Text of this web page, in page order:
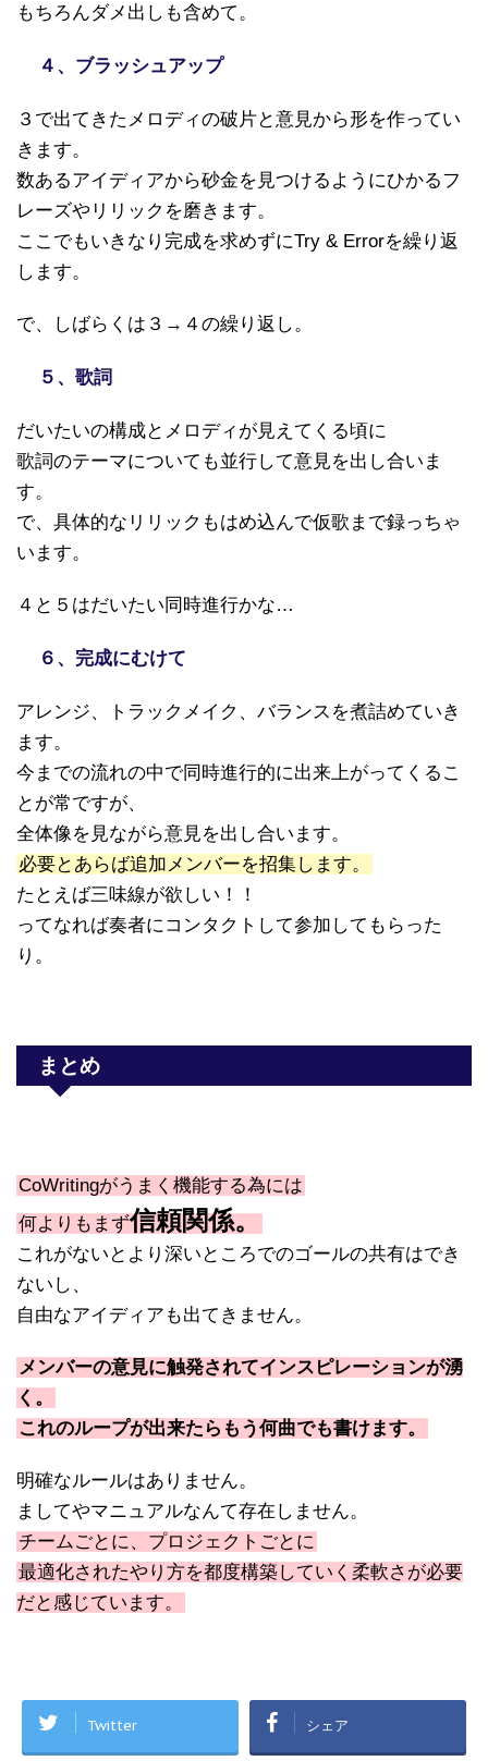
もちろんダメ出しも含めて。
４、ブラッシュアップ
３で出てきたメロディの破片と意見から形を作ってい
きます。
数あるアイディアから砂金を見つけるようにひかるフ
レーズやリリックを磨きます。
ここでもいきなり完成を求めずにTry & Errorを繰り返
します。
で、しばらくは３→４の繰り返し。
５、歌詞
だいたいの構成とメロディが見えてくる頃に
歌詞のテーマについても並行して意見を出し合いま
す。
で、具体的なリリックもはめ込んで仮歌まで録っちゃ
います。
４と５はだいたい同時進行かな…
６、完成にむけて
アレンジ、トラックメイク、バランスを煮詰めていき
ます。
今までの流れの中で同時進行的に出来上がってくるこ
とが常ですが、
全体像を見ながら意見を出し合います。
必要とあらば追加メンバーを招集します。
たとえば三味線が欲しい！！
ってなれば奏者にコンタクトして参加してもらった
り。
まとめ
CoWritingがうまく機能する為には
何よりもまず信頼関係。
これがないとより深いところでのゴールの共有はでき
ないし、
自由なアイディアも出てきません。
メンバーの意見に触発されてインスピレーションが湧
く。
これのループが出来たらもう何曲でも書けます。
明確なルールはありません。
ましてやマニュアルなんて存在しません。
チームごとに、プロジェクトごとに
最適化されたやり方を都度構築していく柔軟さが必要
だと感じています。
Twitter シェア